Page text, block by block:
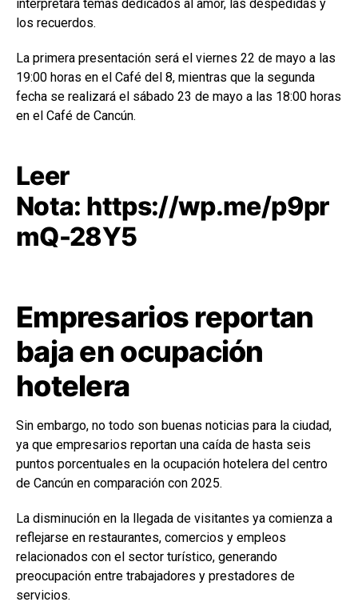
interpretará temas dedicados al amor, las despedidas y
los recuerdos.
La primera presentación será el viernes 22 de mayo a las
19:00 horas en el Café del 8, mientras que la segunda
fecha se realizará el sábado 23 de mayo a las 18:00 horas
en el Café de Cancún.
Leer
Nota: https://wp.me/p9pr
mQ-28Y5
Empresarios reportan
baja en ocupación
hotelera
Sin embargo, no todo son buenas noticias para la ciudad,
ya que empresarios reportan una caída de hasta seis
puntos porcentuales en la ocupación hotelera del centro
de Cancún en comparación con 2025.
La disminución en la llegada de visitantes ya comienza a
reflejarse en restaurantes, comercios y empleos
relacionados con el sector turístico, generando
preocupación entre trabajadores y prestadores de
servicios.